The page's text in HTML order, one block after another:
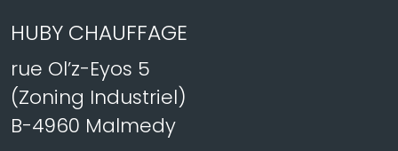
HUBY CHAUFFAGE
rue Ol’z-Eyos 5
(Zoning Industriel)
B-4960 Malmedy